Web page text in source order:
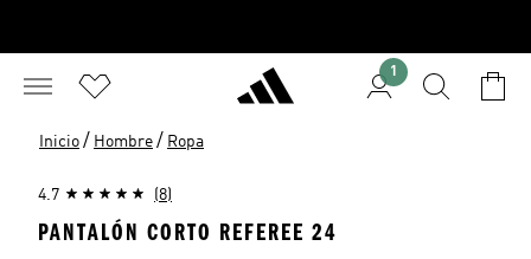
1
Inicio / Hombre / Ropa
4.7 (8)
PANTALÓN CORTO REFEREE 24